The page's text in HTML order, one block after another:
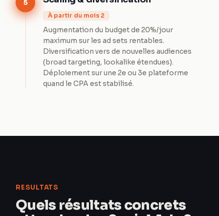
5
À partir du mois 2
Augmentation du budget de 20%/jour
maximum sur les ad sets rentables.
Diversification vers de nouvelles audiences
(broad targeting, lookalike étendues).
Déploiement sur une 2e ou 3e plateforme
quand le CPA est stabilisé.
RESULTATS
Quels résultats concrets